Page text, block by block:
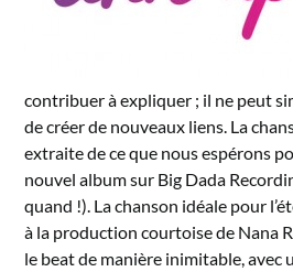
contribuer à expliquer ; il ne peut
de créer de nouveaux liens. La
extraite de ce que nous espérons
nouvel album sur Big Dada
quand !). La chanson idéale pour
à la production courtoise de Nana
le beat de manière inimitable, avec